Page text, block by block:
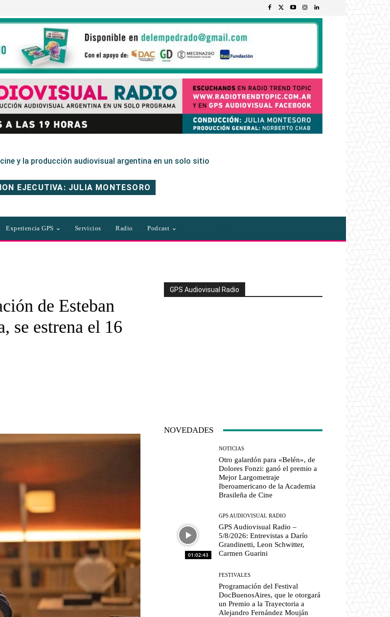
y la producción audiovisual argentina en un solo sitio
EJECUTIVA: JULIA MONTESORO
Experiencia GPS Servicios Radio Podcast
de Esteban
se estrena el 16
GPS Audiovisual Radio
NOVEDADES
NOTICIAS
Otro galardón para «Belén», de
Dolores Fonzi: ganó el premio a
Mejor Largometraje
Iberoamericano de la Academia
Brasileña de Cine
01:02:43
GPS AUDIOVISUAL RADIO
GPS Audiovisual Radio –
5/8/2026: Entrevistas a Darío
Grandinetti, Leon Schwitter,
Carmen Guarini
FESTIVALES
Programación del Festival
DocBuenosAires, que le otorgará
un Premio a la Trayectoria a
Alejandro Fernández Mouján